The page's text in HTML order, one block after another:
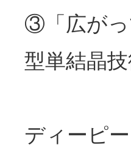
③「広がっ
型単結晶
ディーピー